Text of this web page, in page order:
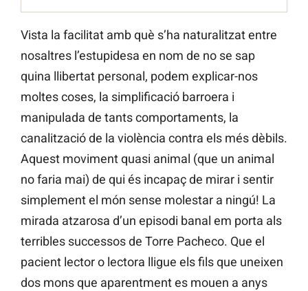
Vista la facilitat amb què s’ha naturalitzat entre
nosaltres l’estupidesa en nom de no se sap
quina llibertat personal, podem explicar-nos
moltes coses, la simplificació barroera i
manipulada de tants comportaments, la
canalització de la violència contra els més dèbils.
Aquest moviment quasi animal (que un animal
no faria mai) de qui és incapaç de mirar i sentir
simplement el món sense molestar a ningú! La
mirada atzarosa d’un episodi banal em porta als
terribles successos de Torre Pacheco. Que el
pacient lector o lectora lligue els fils que uneixen
dos mons que aparentment es mouen a anys